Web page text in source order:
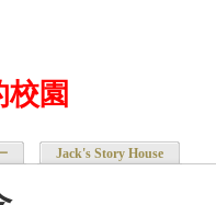
園
Jack's Story House